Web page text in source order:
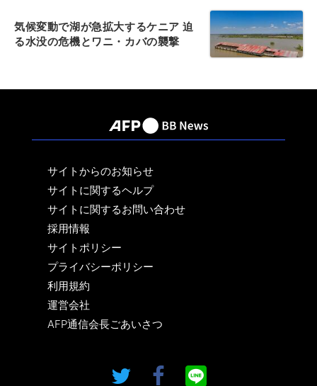
気候変動で湖が急拡大するケニア 迫
る水没の危機とワニ・カバの襲撃
サイトからのお知らせ
サイトに関するヘルプ
サイトに関するお問い合わせ
採用情報
サイトポリシー
プライバシーポリシー
利用規約
運営会社
AFP通信会長ごあいさつ